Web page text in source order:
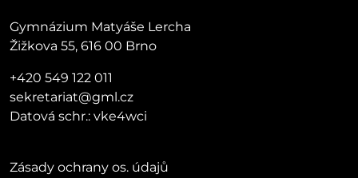
Gymnázium Matyáše Lercha
Žižkova 55, 616 00 Brno
+420 549 122 011
sekretariat@gml.cz
Datová schr.: vke4wci
Zásady ochrany os. údajů